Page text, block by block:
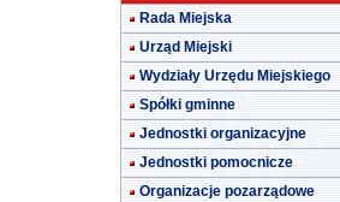
Rada Miejska
Urząd Miejski
Wydziały Urzędu Miejskiego
Spółki gminne
Jednostki organizacyjne
Jednostki pomocnicze
Organizacje pozarządowe